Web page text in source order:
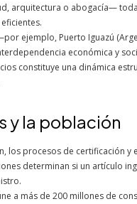
arquitectura o abogacía—
ejemplo, Puerto Iguazú
económica y
constituye una dinámica
y la población
los procesos de certificación y
determinan si un artículo
a más de 200 millones de